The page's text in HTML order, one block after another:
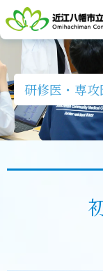
ロ
バ
ル
ナ
ビ
ー
文
ー
ル
ナ
ビ
ゲ
シ
ッ
ー
へ
研修医・専攻